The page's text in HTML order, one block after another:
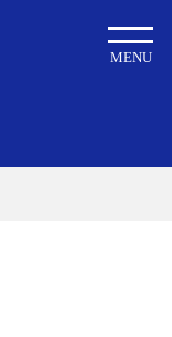
MENU